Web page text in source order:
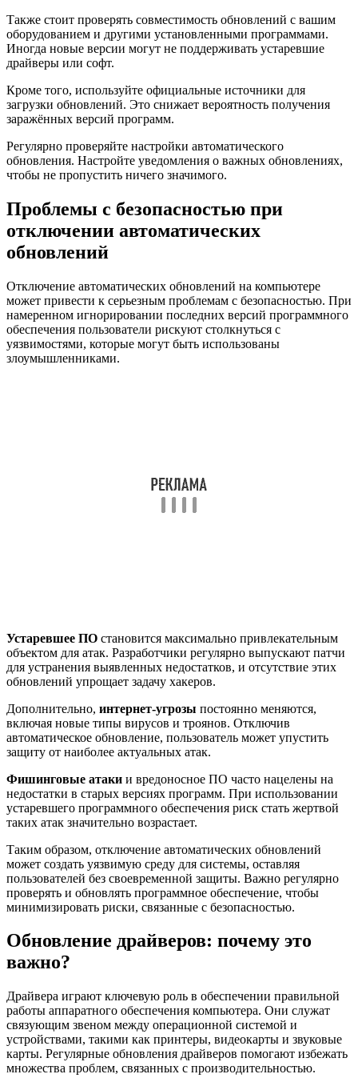
Также стоит проверять совместимость обновлений с вашим
оборудованием и другими установленными программами.
Иногда новые версии могут не поддерживать устаревшие
драйверы или софт.
Кроме того, используйте официальные источники для
загрузки обновлений. Это снижает вероятность получения
заражённых версий программ.
Регулярно проверяйте настройки автоматического
обновления. Настройте уведомления о важных обновлениях,
чтобы не пропустить ничего значимого.
Проблемы с безопасностью при
отключении автоматических
обновлений
Отключение автоматических обновлений на компьютере
может привести к серьезным проблемам с безопасностью. При
намеренном игнорировании последних версий программного
обеспечения пользователи рискуют столкнуться с
уязвимостями, которые могут быть использованы
злоумышленниками.
Устаревшее ПО становится максимально привлекательным
объектом для атак. Разработчики регулярно выпускают патчи
для устранения выявленных недостатков, и отсутствие этих
обновлений упрощает задачу хакеров.
Дополнительно, интернет-угрозы постоянно меняются,
включая новые типы вирусов и троянов. Отключив
автоматическое обновление, пользователь может упустить
защиту от наиболее актуальных атак.
Фишинговые атаки и вредоносное ПО часто нацелены на
недостатки в старых версиях программ. При использовании
устаревшего программного обеспечения риск стать жертвой
таких атак значительно возрастает.
Таким образом, отключение автоматических обновлений
может создать уязвимую среду для системы, оставляя
пользователей без своевременной защиты. Важно регулярно
проверять и обновлять программное обеспечение, чтобы
минимизировать риски, связанные с безопасностью.
Обновление драйверов: почему это
важно?
Драйвера играют ключевую роль в обеспечении правильной
работы аппаратного обеспечения компьютера. Они служат
связующим звеном между операционной системой и
устройствами, такими как принтеры, видеокарты и звуковые
карты. Регулярные обновления драйверов помогают избежать
множества проблем, связанных с производительностью.